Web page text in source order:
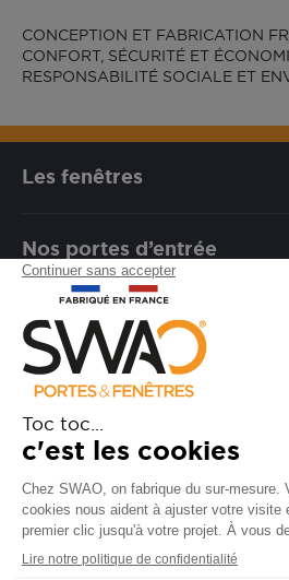
CONCEPTION ET FABRICATION
CONFORT, SÉCURITÉ ET
RESPONSABILITÉ SOCIALE ET
Les fenêtres
Nos portes d’entrée
Notre marque
Besoin
Garanties
SAV
Besoin
conseillers sont à
CONTACTEZ-